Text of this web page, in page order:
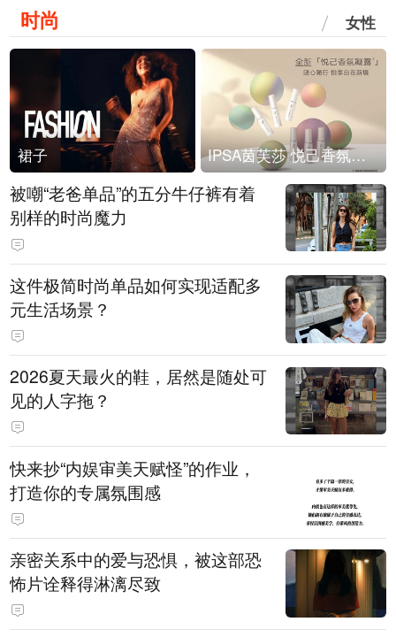
时尚 女性
裙子 IPSA茵芙莎 悦己香氛凝露上市
被嘲“老爸单品”的五分牛仔裤有着
别样的时尚魔力
这件极简时尚单品如何实现适配多
元生活场景？
2026夏天最火的鞋，居然是随处可
见的人字拖？
快来抄“内娱审美天赋怪”的作业，
打造你的专属氛围感
亲密关系中的爱与恐惧，被这部恐
怖片诠释得淋漓尽致